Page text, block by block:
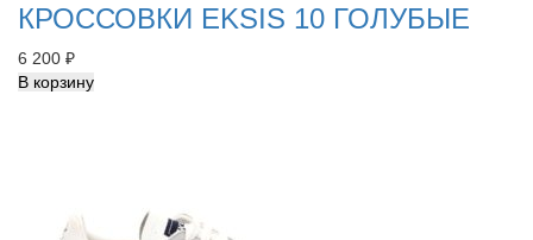
КРОССОВКИ EKSIS 10 ГОЛУБЫЕ
6 200 ₽
В корзину